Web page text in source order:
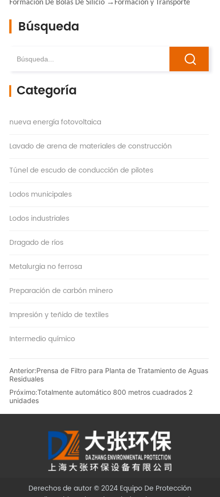
Búsqueda
Categoría
nueva energía fotovoltaica
Lavado de arena de materiales de construcción
Túnel de escudo de conducción de pilotes
Lodos municipales
Lodos industriales
Dragado de ríos
Metalurgia no ferrosa
Preparación de carbón minero
Impresión y teñido de textiles
Intermedio químico
Anterior:Prensa de Filtro para Planta de Tratamiento de Aguas
Residuales
Próximo:Totalmente automático 800 metros cuadrados 2
unidades
Derechos de autor © 2024 Equipo De Protección